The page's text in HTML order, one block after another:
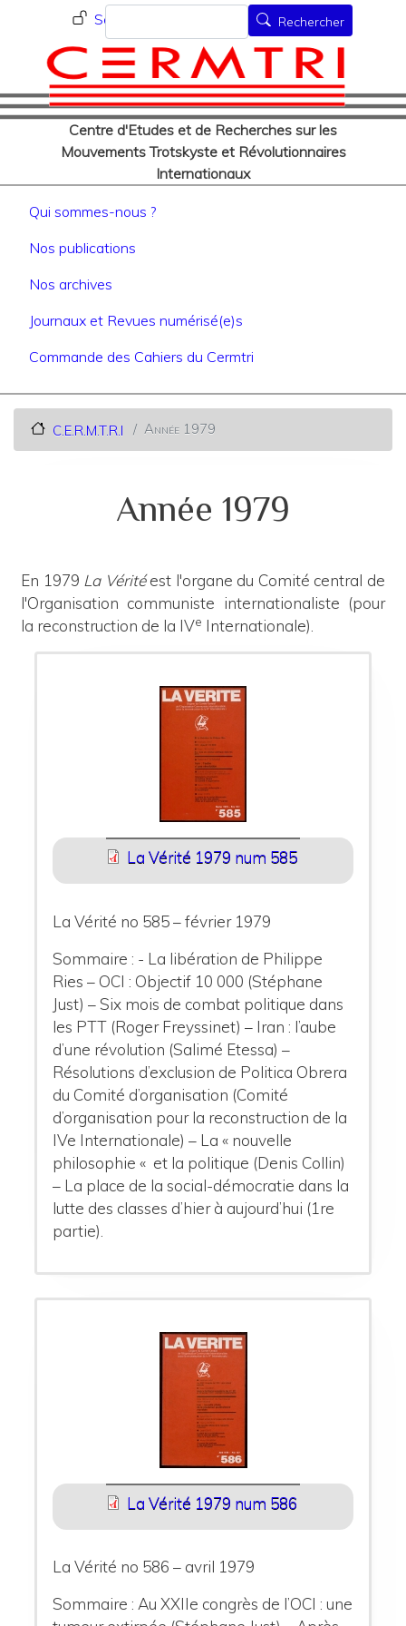
au
contenu
principal
Menu du compte de
Se connecter
Centre d'Etudes et de Recherches sur les
Mouvements Trotskyste et Révolutionnaires
Internationaux
Rechercher Rechercher
Navigation principale
Qui sommes-nous ?
Nos publications
Nos archives
Journaux et Revues numérisé(e)s
Commande des Cahiers du Cermtri
C.E.R.M.T.R.I Année 1979
Année 1979
En 1979 La Véritéest l'organe du Comité central de
l'Organisation communiste internationaliste (pour
la reconstruction de la IVe Internationale).
La Vérité 1979 num 585
La Vérité no 585 – février 1979
Sommaire : - La libération de Philippe
Ries – OCI : Objectif 10 000 (Stéphane
Just) – Six mois de combat politique dans
les PTT (Roger Freyssinet) – Iran : l’aube
d’une révolution (Salimé Etessa) –
Résolutions d’exclusion de Politica Obrera
du Comité d’organisation (Comité
d’organisation pour la reconstruction de la
IVe Internationale) – La « nouvelle
philosophie « et la politique (Denis Collin)
– La place de la social-démocratie dans la
lutte des classes d’hier à aujourd’hui (1re
partie).
La Vérité 1979 num 586
La Vérité no 586 – avril 1979
Sommaire : Au XXIIe congrès de l’OCI : une